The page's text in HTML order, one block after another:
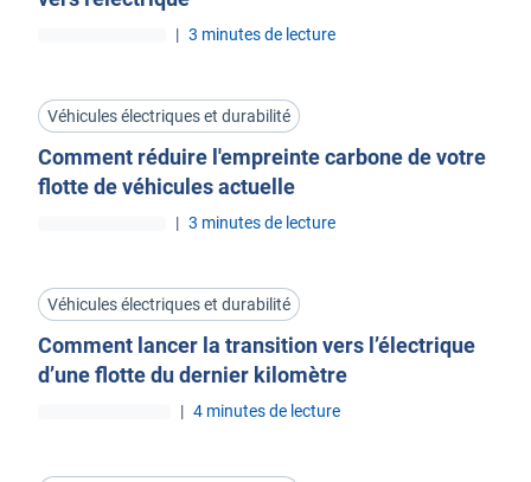
| 3 minutes de lecture
Véhicules électriques et durabilité
Comment réduire l'empreinte carbone de votre
flotte de véhicules actuelle
| 3 minutes de lecture
Véhicules électriques et durabilité
Comment lancer la transition vers l’électrique
d’une flotte du dernier kilomètre
| 4 minutes de lecture